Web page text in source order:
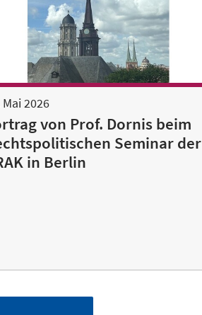
Mai 2026
von Prof. Dornis beim
Seminar der
in Berlin